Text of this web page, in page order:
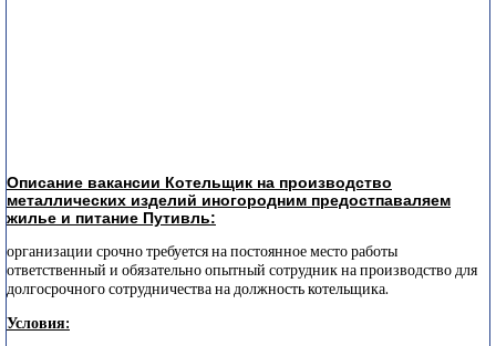
Описание вакансии Котельщик на производство
металлических изделий иногородним предостпаваляем
жилье и питание Путивль:
организации срочно требуется на постоянное место работы
ответственный и обязательно опытный сотрудник на производство для
долгосрочного сотрудничества на должность котельщика.
Условия: